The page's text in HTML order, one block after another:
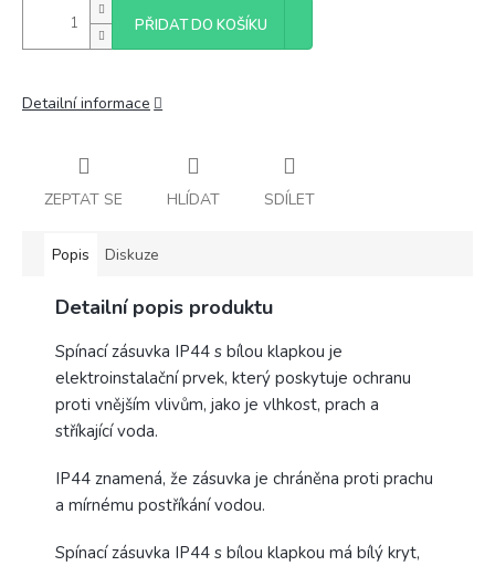
PŘIDAT DO KOŠÍKU
Detailní informace
ZEPTAT SE HLÍDAT SDÍLET
Popis Diskuze
Detailní popis produktu
Spínací zásuvka IP44 s bílou klapkou je
elektroinstalační prvek, který poskytuje ochranu
proti vnějším vlivům, jako je vlhkost, prach a
stříkající voda.
IP44 znamená, že zásuvka je chráněna proti prachu
a mírnému postříkání vodou.
Spínací zásuvka IP44 s bílou klapkou má bílý kryt,